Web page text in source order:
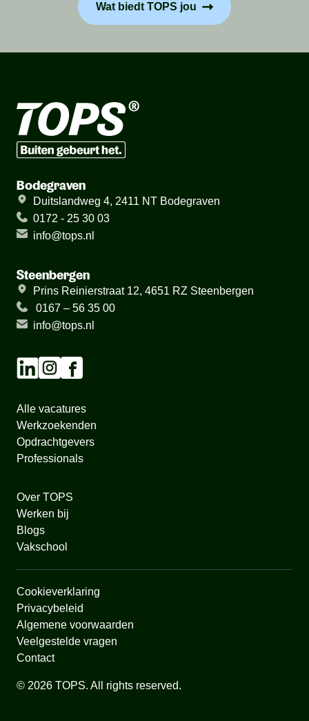
Wat biedt TOPS jou
Bodegraven
Duitslandweg 4, 2411 NT Bodegraven
0172 - 25 30 03
info@tops.nl
Steenbergen
Prins Reinierstraat 12, 4651 RZ Steenbergen
0167 – 56 35 00
info@tops.nl
Alle vacatures
Werkzoekenden
Opdrachtgevers
Professionals
Over TOPS
Werken bij
Blogs
Vakschool
Cookieverklaring
Privacybeleid
Algemene voorwaarden
Veelgestelde vragen
Contact
© 2026 TOPS. All rights reserved.